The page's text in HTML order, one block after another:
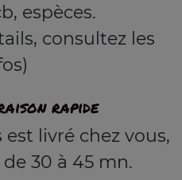
espèces.
consultez les
rapide
est livré chez vous,
30 à 45 mn.